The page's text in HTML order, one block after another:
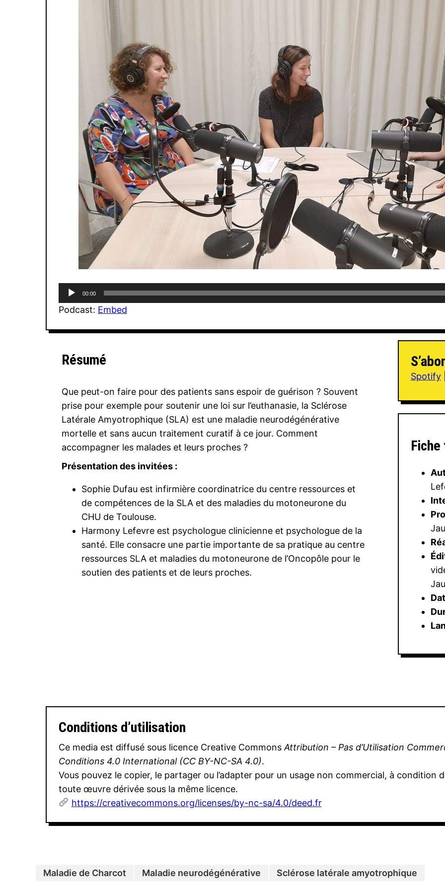
Lecteur
audio
00:00
Podcast: Embed
Résumé
Que peut-on faire pour des patients sans espoir de guérison ? Souvent
prise pour exemple pour soutenir une loi sur l’euthanasie, la Sclérose
Latérale Amyotrophique (SLA) est une maladie neurodégénérative
mortelle et sans aucun traitement curatif à ce jour. Comment
accompagner les malades et leurs proches ?
Présentation des invitées :
Sophie Dufau est infirmière coordinatrice du centre ressources et
de compétences de la SLA et des maladies du motoneurone du
CHU de Toulouse.
Harmony Lefevre est psychologue clinicienne et psychologue de la
santé. Elle consacre une partie importante de sa pratique au centre
ressources SLA et maladies du motoneurone de l’Oncopôle pour le
soutien des patients et de leurs proches.
Spotify|
Conditions d’utilisation
Ce media est diffusé sous licence Creative Commons Attribution – Pas d’Utilisation
Conditions 4.0 International (CC BY-NC-SA 4.0).
Vous pouvez le copier, le partager ou l’adapter pour un usage non commercial, à condition
toute œuvre dérivée sous la même licence.
https://creativecommons.org/licenses/by-nc-sa/4.0/deed.fr
Maladie de Charcot Maladie neurodégénérative Sclérose latérale amyotrophique